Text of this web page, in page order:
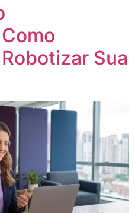
Sua